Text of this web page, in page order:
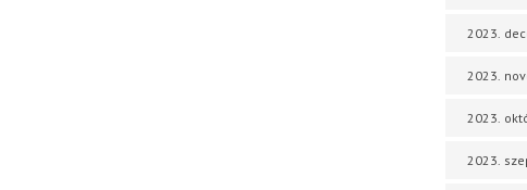
2023.
2023.
2023.
2023.